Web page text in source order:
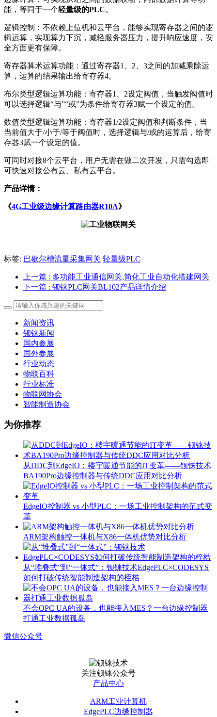
能，等同于一个轻量级的PLC。
逻辑控制：不依赖上位机和云平台，能够实现寄存器之间的逻
辑运算，实现算力下沉，减轻服务器压力，提升响应速度，安
全方面更有保障。
寄存器算术运算功能：通过寄存器1、2、3之间的加减乘除运
算，运算的结果输出给寄存器4。
布尔类型逻辑运算功能：寄存器1、2设定阀值，当触发阀值时
可以选择逻辑“与”“或”为条件给寄存器3赋一个设定的值。
数值类型逻辑运算功能：寄存器1/2设定阀值和判断条件，当
当前值大于/小于/等于阀值时，选择逻辑与/或的运算后，给寄
存器3赋一个设定的值。
可同时对接8个云平台，用户无需在做二次开发，只需勾选即
可快速对接公有云、私有云平台。
产品详情：
《4G工业级边缘计算路由器R10A》
标签: 巴歇尔槽流量采集网关 轻量级PLC
上一篇 : 多功能工业通信网关,简化工业自动化搭建网关
下一篇 : 钡铼PLC网关BL102产品详情介绍
新闻资讯
钡铼新闻
国内参展
国外参展
行业动态
物联百科
行业标准
物联网协会
智能制造协会
为你推荐
从DDC到EdgeIO：楼宇暖通节能的IT变革——钡铼技术
BA190Pro边缘控制器与传统DDC应用对比分析
EdgeIO控制器 vs 小型PLC：一场工业控制架构的范式变
革
ARM架构触控一体机与X86一体机优势对比分析
从“堆叠式”到“一体式”：钡铼技术EdgePLC×CODESYS
如何打破传统智能制造架构的桎梏
不会OPC UA的设备，也能接入MES？一台边缘控制器
打通工业数据孤岛
微信公众号
关注钡铼公众号
产品中心
ARM工业计算机
EdgePLC边缘控制器